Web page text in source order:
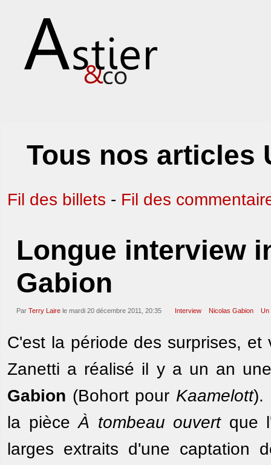
Tous nos articles
Fil des billets - Fil des
Longue interview
Gabion
Par Terry Laire le mardi 20 décembre 2011, 20:35 Interview Nicolas Gabion Un
C'est la période des surprises,
Zanetti a réalisé il y a un an
Gabion (Bohort pour Kaamelott).
la pièceÀ tombeau ouvertque
larges extraits d'une captation